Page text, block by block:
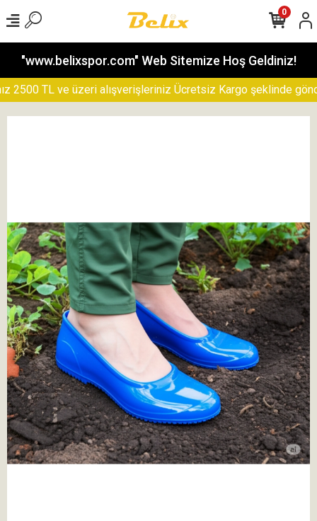
"www.belixspor.com" Web Sitemize Hoş Geldiniz!
2500 TL ve üzeri alışverişleriniz Ücretsiz Kargo şeklinde
0